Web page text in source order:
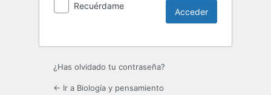
Recuérdame
¿Has olvidado tu contraseña?
← Ir a Biología y pensamiento